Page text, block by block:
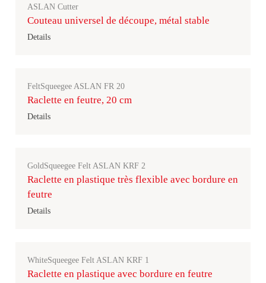
ASLAN Cutter
Couteau universel de découpe, métal stable
Details
FeltSqueegee ASLAN FR 20
Raclette en feutre, 20 cm
Details
GoldSqueegee Felt ASLAN KRF 2
Raclette en plastique très flexible avec bordure en
feutre
Details
WhiteSqueegee Felt ASLAN KRF 1
Raclette en plastique avec bordure en feutre